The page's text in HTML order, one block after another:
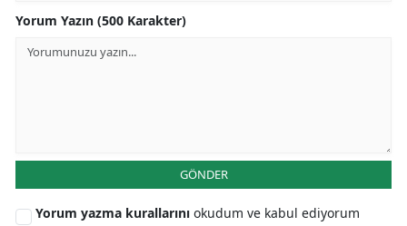
Yorum Yazın (500 Karakter)
GÖNDER
Yorum yazma kurallarını okudum ve kabul ediyorum